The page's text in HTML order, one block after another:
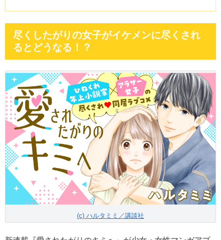
尽くしたがりの女子がイケメンに尽くされ
るとどうなる！？
(c) ハルタミミ／講談社